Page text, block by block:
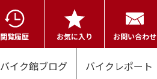
閲覧履歴 お気に入り お問い合わせ
バイク館ブログ バイクレポート